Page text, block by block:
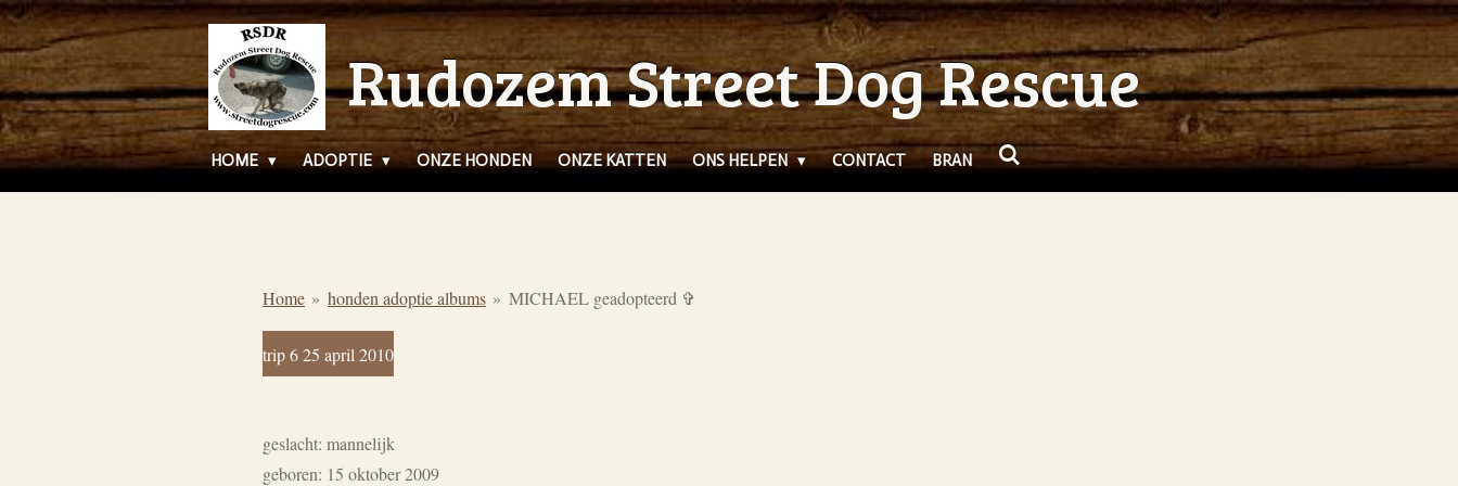
Ga
direct
naar
de
hoofdinhoud
Rudozem Street Dog Rescue
HOME ADOPTIE ONZE HONDEN ONZE KATTEN ONS HELPEN CONTACT BRAN
Home » honden adoptie albums » MICHAEL geadopteerd ✞
trip 6 25 april 2010
geslacht: mannelijk
geboren: 15 oktober 2009